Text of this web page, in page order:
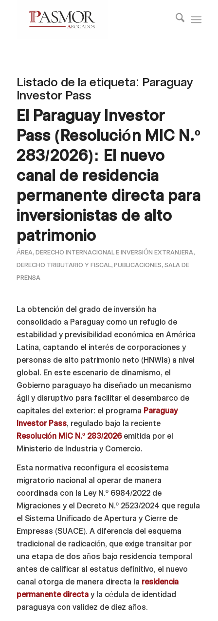
Listado de la etiqueta: Paraguay
Investor Pass
El Paraguay Investor
Pass (Resolución MIC N.º
283/2026): El nuevo
canal de residencia
permanente directa para
inversionistas de alto
patrimonio
ÁREA, DERECHO INTERNACIONAL E INVERSIÓN EXTRANJERA,
DERECHO TRIBUTARIO Y FISCAL, PUBLICACIONES, SALA DE
PRENSA
La obtención del grado de inversión ha
consolidado a Paraguay como un refugio de
estabilidad y previsibilidad económica en América
Latina, captando el interés de corporaciones y
personas de alto patrimonio neto (HNWIs) a nivel
global. En este escenario de dinamismo, el
Gobierno paraguayo ha diseñado un mecanismo
ágil y disruptivo para facilitar el desembarco de
capitales del exterior: el programa Paraguay
Investor Pass, regulado bajo la reciente
Resolución MIC N.º 283/2026emitida por el
Ministerio de Industria y Comercio.
Esta normativa reconfigura el ecosistema
migratorio nacional al operar de manera
coordinada con la Ley N.º 6984/2022 de
Migraciones y el Decreto N.º 2523/2024 que regula
el Sistema Unificado de Apertura y Cierre de
Empresas (SUACE). A diferencia del esquema
tradicional de radicación, que exige transitar por
una etapa de dos años bajo residencia temporal
antes de calificar al estatus definitivo, el nuevo
canal otorga de manera directa la residencia
permanente directay la cédula de identidad
paraguaya con validez de diez años.